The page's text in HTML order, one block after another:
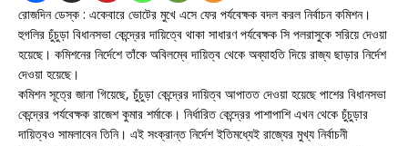
রোজদিন ডেস্ক : একেবারে ভোটের মুখে এসে ফের পর্যবেক্ষক বদল করল নির্বাচন কমিশন।
হুগলির চুঁচুড়া বিধানসভা কেন্দ্রের দায়িত্বে থাকা সাধারণ পর্যবেক্ষক সি পলরাসুকে সরিয়ে দেওয়া
হয়েছে। কমিশনের নির্দেশে তাঁকে অবিলম্বে দায়িত্ব থেকে অব্যাহতি দিয়ে রাজ্য ছাড়ার নির্দেশ
দেওয়া হয়েছে।
কমিশন সূত্রে জানা গিয়েছে, চুঁচুড়া কেন্দ্রের দায়িত্ব আপাতত দেওয়া হয়েছে পাশের বিধানসভা
কেন্দ্রের পর্যবেক্ষক রাজেশ কুমার শর্মাকে। নির্ধারিত কেন্দ্রের পাশাপাশি এখন থেকে চুঁচুড়ার
দায়িত্বও সামলাবেন তিনি। এই সংক্রান্ত নির্দেশ ইতিমধ্যেই রাজ্যের মুখ্য নির্বাচনী